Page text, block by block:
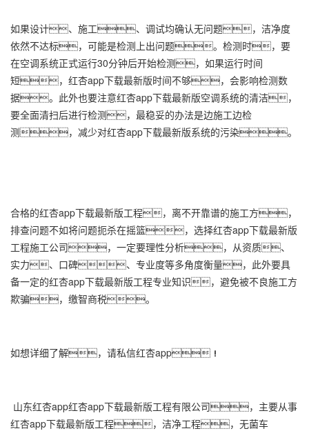
如果设计、施工、调试均确认无问题，洁净度
依然不达标，可能是检测上出问题。检测时，要
在空调系统正式运行30分钟后开始检测，如果运行时间
短，红杏app下载最新版时间不够，会影响检测数
据。此外也要注意红杏app下载最新版空调系统的清洁，
要全面清扫后进行检测，最稳妥的办法是边施工边检
测，减少对红杏app下载最新版系统的污染。
合格的红杏app下载最新版工程，离不开靠谱的施工方，
排查问题不如将问题扼杀在摇篮，选择红杏app下载最新版
工程施工公司，一定要理性分析，从资质、
实力、口碑、专业度等多角度衡量，此外要具
备一定的红杏app下载最新版工程专业知识，避免被不良施工方
欺骗，缴智商税。
如想详细了解，请私信红杏app！
山东红杏app红杏app下载最新版工程有限公司，主要从事
红杏app下载最新版工程，洁净工程，无菌车